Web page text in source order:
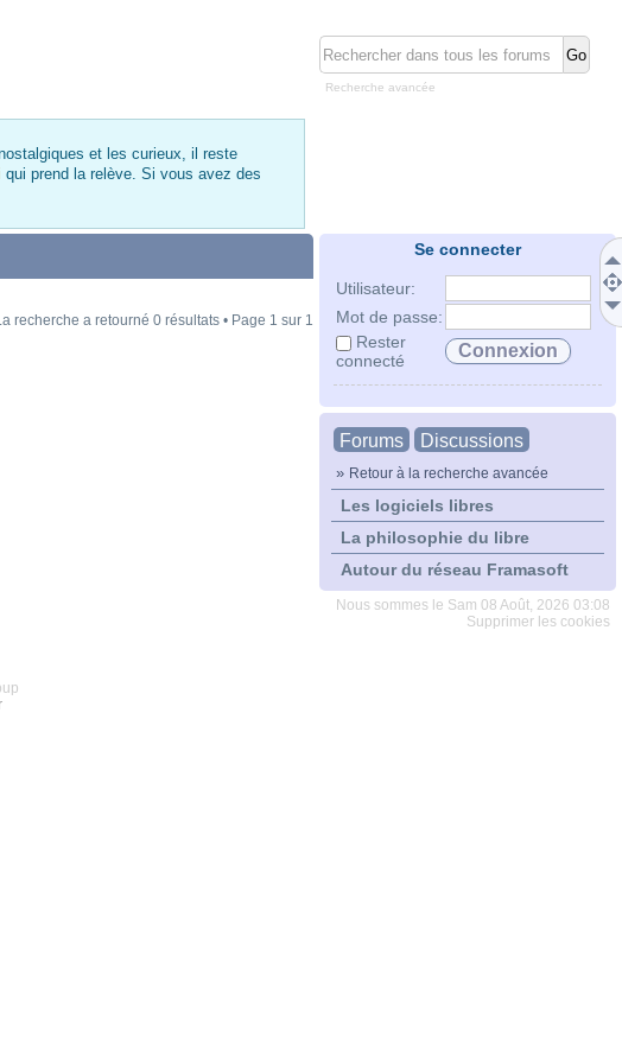
Recherche avancée
et les curieux, il reste
qui prend la relève. Si vous avez des
Se connecter
Utilisateur:
Mot de passe:
Rester
connecté
Forums Discussions
» Retour à la recherche avancée
Les logiciels libres
La philosophie du libre
Autour du réseau Framasoft
Nous sommes le Sam 08 Août, 2026 03:08
Supprimer les cookies
recherche a retourné 0 résultats • Page 1 sur 1